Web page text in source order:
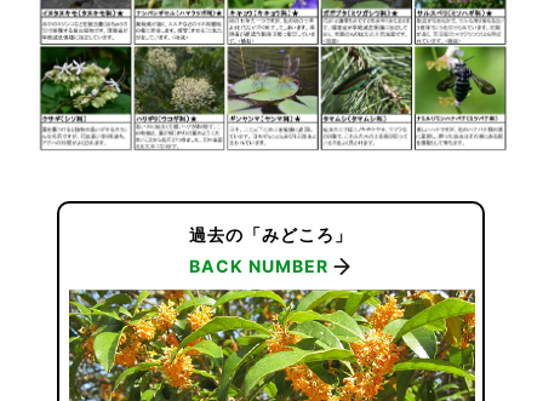
過去の「みどころ」
BACK NUMBER